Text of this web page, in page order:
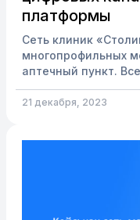
платформы
Сеть клиник
многопрофильных
аптечный пункт.
современным
европейских
обратилась за
следующие
цифровых каналов
количество
21 декабря, 2023